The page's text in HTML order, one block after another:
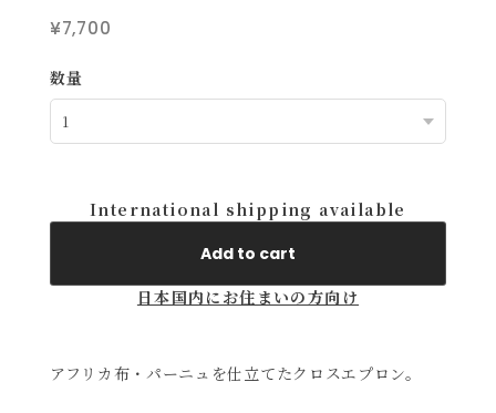
¥7,700
数量
International shipping available
Add to cart
日本国内にお住まいの方向け
アフリカ布・パーニュを仕立てたクロスエプロン。